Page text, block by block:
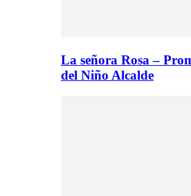
La señora Rosa –
del Niño Alcalde